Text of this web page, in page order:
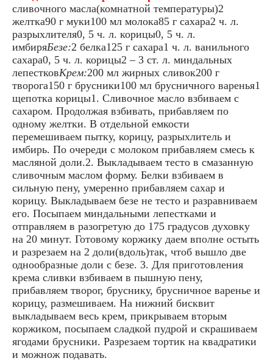
сливочного масла(комнатной температуры)2
желтка90 г муки100 мл молока85 г сахара2 ч. л.
разрыхлителя0, 5 ч. л. корицы0, 5 ч. л.
имбиряБезе:2 белка125 г сахара1 ч. л. ванильного
сахара0, 5 ч. л. корицы2 – 3 ст. л. миндальных
лепестковКрем:200 мл жирных сливок200 г
творога150 г брусники100 мл брусничного варенья1
щепотка корицы1. Сливочное масло взбиваем с
сахаром. Продолжая взбивать, прибавляем по
одному желтки. В отдельной емкости
перемешиваем пытку, корицу, разрыхлитель и
имбирь. По очереди с молоком прибавляем смесь к
масляной доли.2. Выкладываем тесто в смазанную
сливочным маслом форму. Белки взбиваем в
сильную пену, умеренно прибавляем сахар и
корицу. Выкладываем безе не тесто и разравниваем
его. Посыпаем миндальными лепестками и
отправляем в разогретую до 175 градусов духовку
на 20 минут. Готовому коржику даем вполне остыть
и разрезаем на 2 доли(вдоль)так, чтоб вышло две
однообразные доли с безе. 3. Для приготовления
крема сливки взбиваем в пышную пену,
прибавляем творог, бруснику, брусничное варенье и
корицу, размешиваем. На нижний бисквит
выкладываем весь крем, прикрываем вторым
коржиком, посыпаем сладкой пудрой и скрашиваем
ягодами брусники. Разрезаем тортик на квадратики
и можнож подавать.